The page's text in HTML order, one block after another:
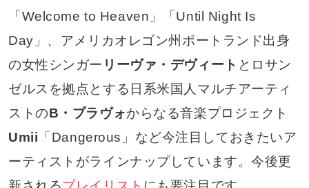
「Welcome to Heaven」「Until Night Is
Day」、アメリカオレゴン州ポートランド出身
の女性シンガー リーヴァ・デヴィート とロサン
ゼルスを拠点とする日系米国人マルチアーティ
ストのB・ブラヴォからなる音楽プロジェクト
Umii 「Dangerous」など今注目しておきたいア
ーティストがラインナップしています。今後更